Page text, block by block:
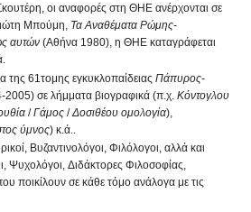
οι αναφορές στη ΘΗΕ ανέρχονται σε
Μπούμη, Τα Αναθέματα Ρώμης-
αυτών(Αθήνα 1980), η ΘΗΕ καταγράφεται
της 61τομης εγκυκλοπαίδειας Πάπυρος-
σε λήμματα βιογραφικά (π.χ. Κόντογλου
/Γάμος/Δοσιθέου ομολογία),
ύμνος) κ.ά..
Βυζαντινολόγοι, Φιλόλογοι, αλλά και
Ψυχολόγοι, Διδάκτορες Φιλοσοφίας,
ποικίλουν σε κάθε τόμο ανάλογα με τις